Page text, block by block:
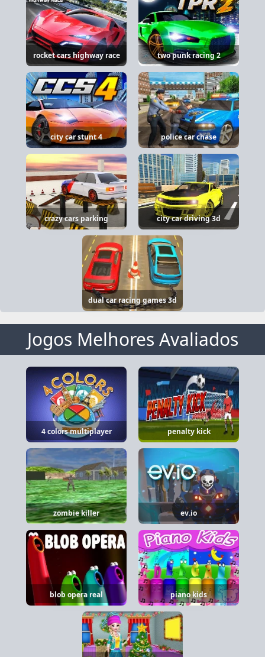
rocket cars highway race two punk racing 2
city car stunt 4 police car chase
crazy cars parking city car driving 3d
dual car racing games 3d
Jogos Melhores Avaliados
4 colors multiplayer penalty kick
zombie killer ev.io
blob opera real piano kids